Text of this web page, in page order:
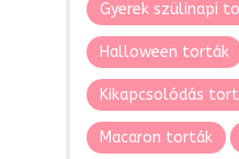
Gyerek szülinapi
Halloween torták
Kikapcsolódás
Macaron torták